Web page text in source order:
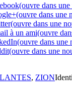
dans
dans une
dans une
à un ami(ouvre
dans une
dans une
, ZION